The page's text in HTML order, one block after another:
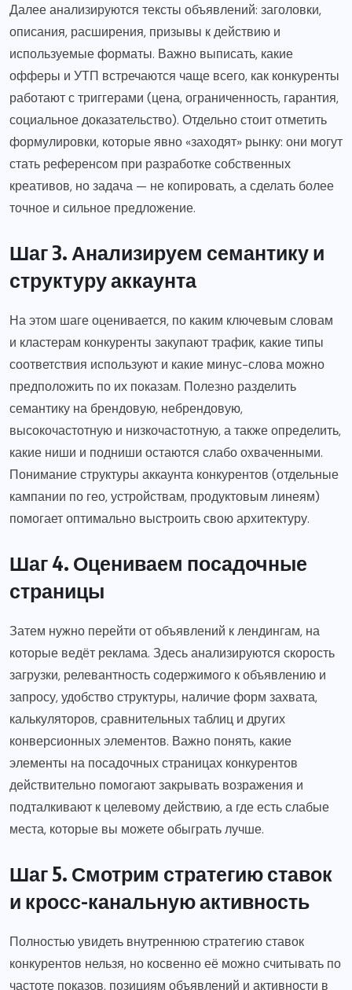
Далее анализируются тексты объявлений: заголовки,
описания, расширения, призывы к действию и
используемые форматы. Важно выписать, какие
офферы и УТП встречаются чаще всего, как конкуренты
работают с триггерами (цена, ограниченность, гарантия,
социальное доказательство). Отдельно стоит отметить
формулировки, которые явно «заходят» рынку: они могут
стать референсом при разработке собственных
креативов, но задача — не копировать, а сделать более
точное и сильное предложение.
Шаг 3. Анализируем семантику и
структуру аккаунта
На этом шаге оценивается, по каким ключевым словам
и кластерам конкуренты закупают трафик, какие типы
соответствия используют и какие минус-слова можно
предположить по их показам. Полезно разделить
семантику на брендовую, небрендовую,
высокочастотную и низкочастотную, а также определить,
какие ниши и подниши остаются слабо охваченными.
Понимание структуры аккаунта конкурентов (отдельные
кампании по гео, устройствам, продуктовым линеям)
помогает оптимально выстроить свою архитектуру.
Шаг 4. Оцениваем посадочные
страницы
Затем нужно перейти от объявлений к лендингам, на
которые ведёт реклама. Здесь анализируются скорость
загрузки, релевантность содержимого к объявлению и
запросу, удобство структуры, наличие форм захвата,
калькуляторов, сравнительных таблиц и других
конверсионных элементов. Важно понять, какие
элементы на посадочных страницах конкурентов
действительно помогают закрывать возражения и
подталкивают к целевому действию, а где есть слабые
места, которые вы можете обыграть лучше.
Шаг 5. Смотрим стратегию ставок
и кросс-канальную активность
Полностью увидеть внутреннюю стратегию ставок
конкурентов нельзя, но косвенно её можно считывать по
частоте показов, позициям объявлений и активности в